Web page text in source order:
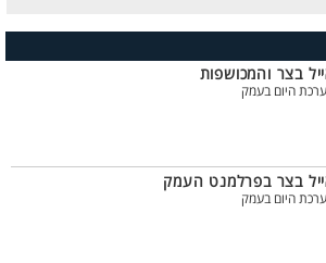
בצר והמכושפות
היום בעמק
בצר בפרלמנט העמק
היום בעמק